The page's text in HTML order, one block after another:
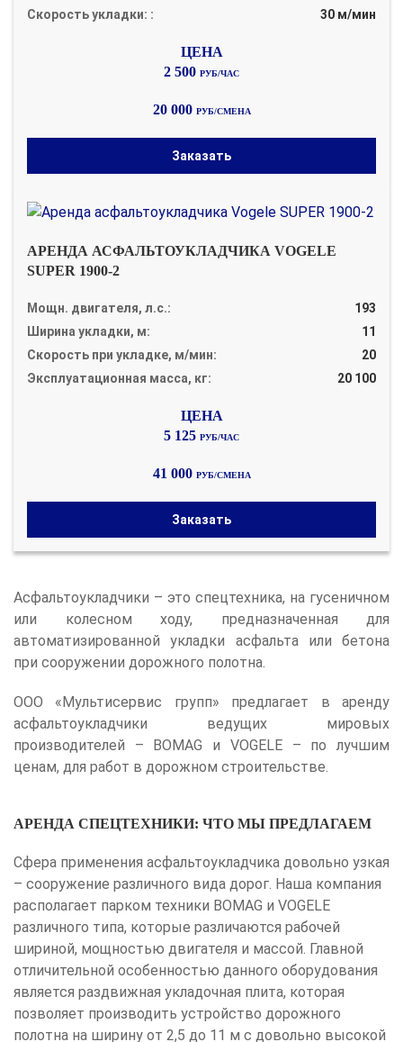
Скорость укладки: :
30 м/мин
2 500 РУБ/ЧАС
20 000 РУБ/СМЕНА
Заказать
АРЕНДА АСФАЛЬТОУКЛАДЧИКА VOGELE
SUPER 1900-2
Мощн. двигателя, л.с.:
193
Ширина укладки, м:
11
Скорость при укладке, м/мин:
20
Эксплуатационная масса, кг:
20 100
5 125 РУБ/ЧАС
41 000 РУБ/СМЕНА
Заказать
Асфальтоукладчики – это спецтехника, на гусеничном
или колесном ходу, предназначенная для
автоматизированной укладки асфальта или бетона
при сооружении дорожного полотна.
ООО «Мультисервис групп» предлагает в аренду
асфальтоукладчики ведущих мировых
производителей – BOMAG и VOGELE – по лучшим
ценам, для работ в дорожном строительстве.
АРЕНДА СПЕЦТЕХНИКИ: ЧТО МЫ ПРЕДЛАГАЕМ
Сфера применения асфальтоукладчика довольно узкая
– сооружение различного вида дорог. Наша компания
располагает парком техники BOMAG и VOGELE
различного типа, которые различаются рабочей
шириной, мощностью двигателя и массой. Главной
отличительной особенностью данного оборудования
является раздвижная укладочная плита, которая
позволяет производить устройство дорожного
полотна на ширину от 2,5 до 11 м с довольно высокой